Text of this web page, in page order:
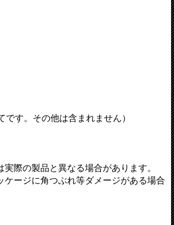
です。その他は含まれません）
際の製品と異なる場合があります。
ージに角つぶれ等ダメージがある場合